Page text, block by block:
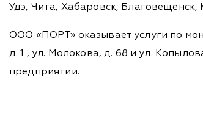
Удэ, Чита, Хабаровск, Благовещенск,
ООО «ПОРТ» оказывает услуги по
д. 1 , ул. Молокова, д. 68 и ул.
предприятии.